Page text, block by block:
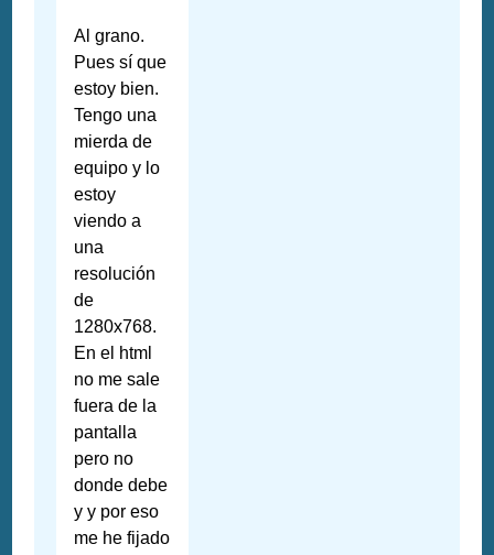
Al grano.
Pues sí que
estoy bien.
Tengo una
mierda de
equipo y lo
estoy
viendo a
una
resolución
de
1280x768.
En el html
no me sale
fuera de la
pantalla
pero no
donde debe
y y por eso
me he fijado